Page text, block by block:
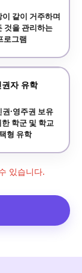
같이 거주하며
것을 관리하는
로그램
자 유학
·영주권 보유
학군 및 학교
형 유학
있습니다.